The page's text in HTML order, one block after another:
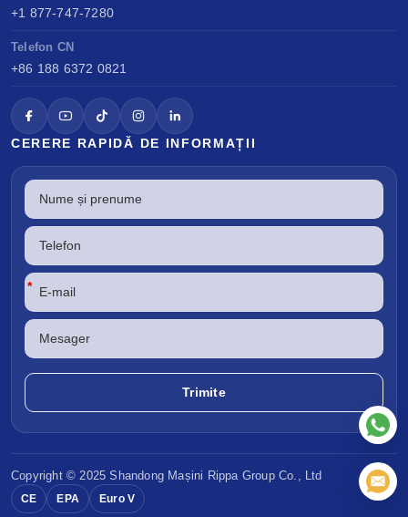
+1 877-747-7280
Telefon CN
+86 188 6372 0821
CERERE RAPIDĂ DE INFORMAȚII
*
Copyright © 2025 Shandong Mașini RippaGroup Co., Ltd
CE EPA Euro V